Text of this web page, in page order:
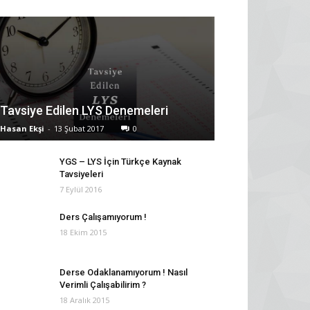
Tavsiye Edilen LYS Denemeleri
Hasan Ekşi - 13 Şubat 2017 0
YGS – LYS İçin Türkçe Kaynak
Tavsiyeleri
7 Eylül 2016
Ders Çalışamıyorum !
18 Ekim 2015
Derse Odaklanamıyorum ! Nasıl
Verimli Çalışabilirim ?
18 Aralık 2015